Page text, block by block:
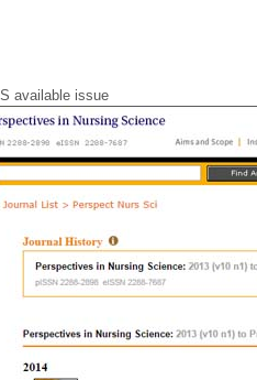
available issue